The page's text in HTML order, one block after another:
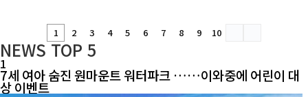
1 2 3 4 5 6 7 8 9 10
NEWSTOP 5
1
7세 여아 숨진 원마운트 워터파크 ……이와중에 어린이 대
상 이벤트